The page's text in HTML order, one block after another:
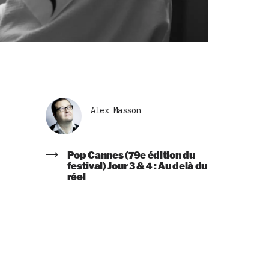
Alex Masson
Pop Cannes (79e édition du
festival) Jour 3 & 4 : Au delà du
réel